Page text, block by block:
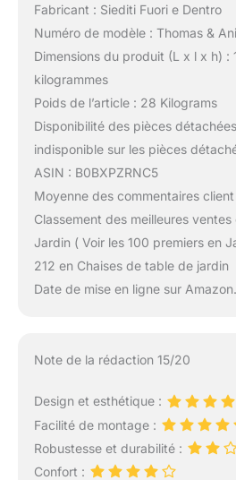
Fabricant : Siediti Fuori e Dentro
Numéro de modèle : Thomas &
Dimensions du produit (L x l x h)
kilogrammes
Poids de l’article : 28 Kilograms
Disponibilité des pièces
indisponible sur les pièces
ASIN : B0BXPZRNC5
Moyenne des commentaires
Classement des meilleures ventes
Jardin ( Voir les 100 premiers en
212 en Chaises de table de jardin
Date de mise en ligne sur
Note de la rédaction 15/20
Design et esthétique :
Facilité de montage :
Robustesse et durabilité :
Confort :